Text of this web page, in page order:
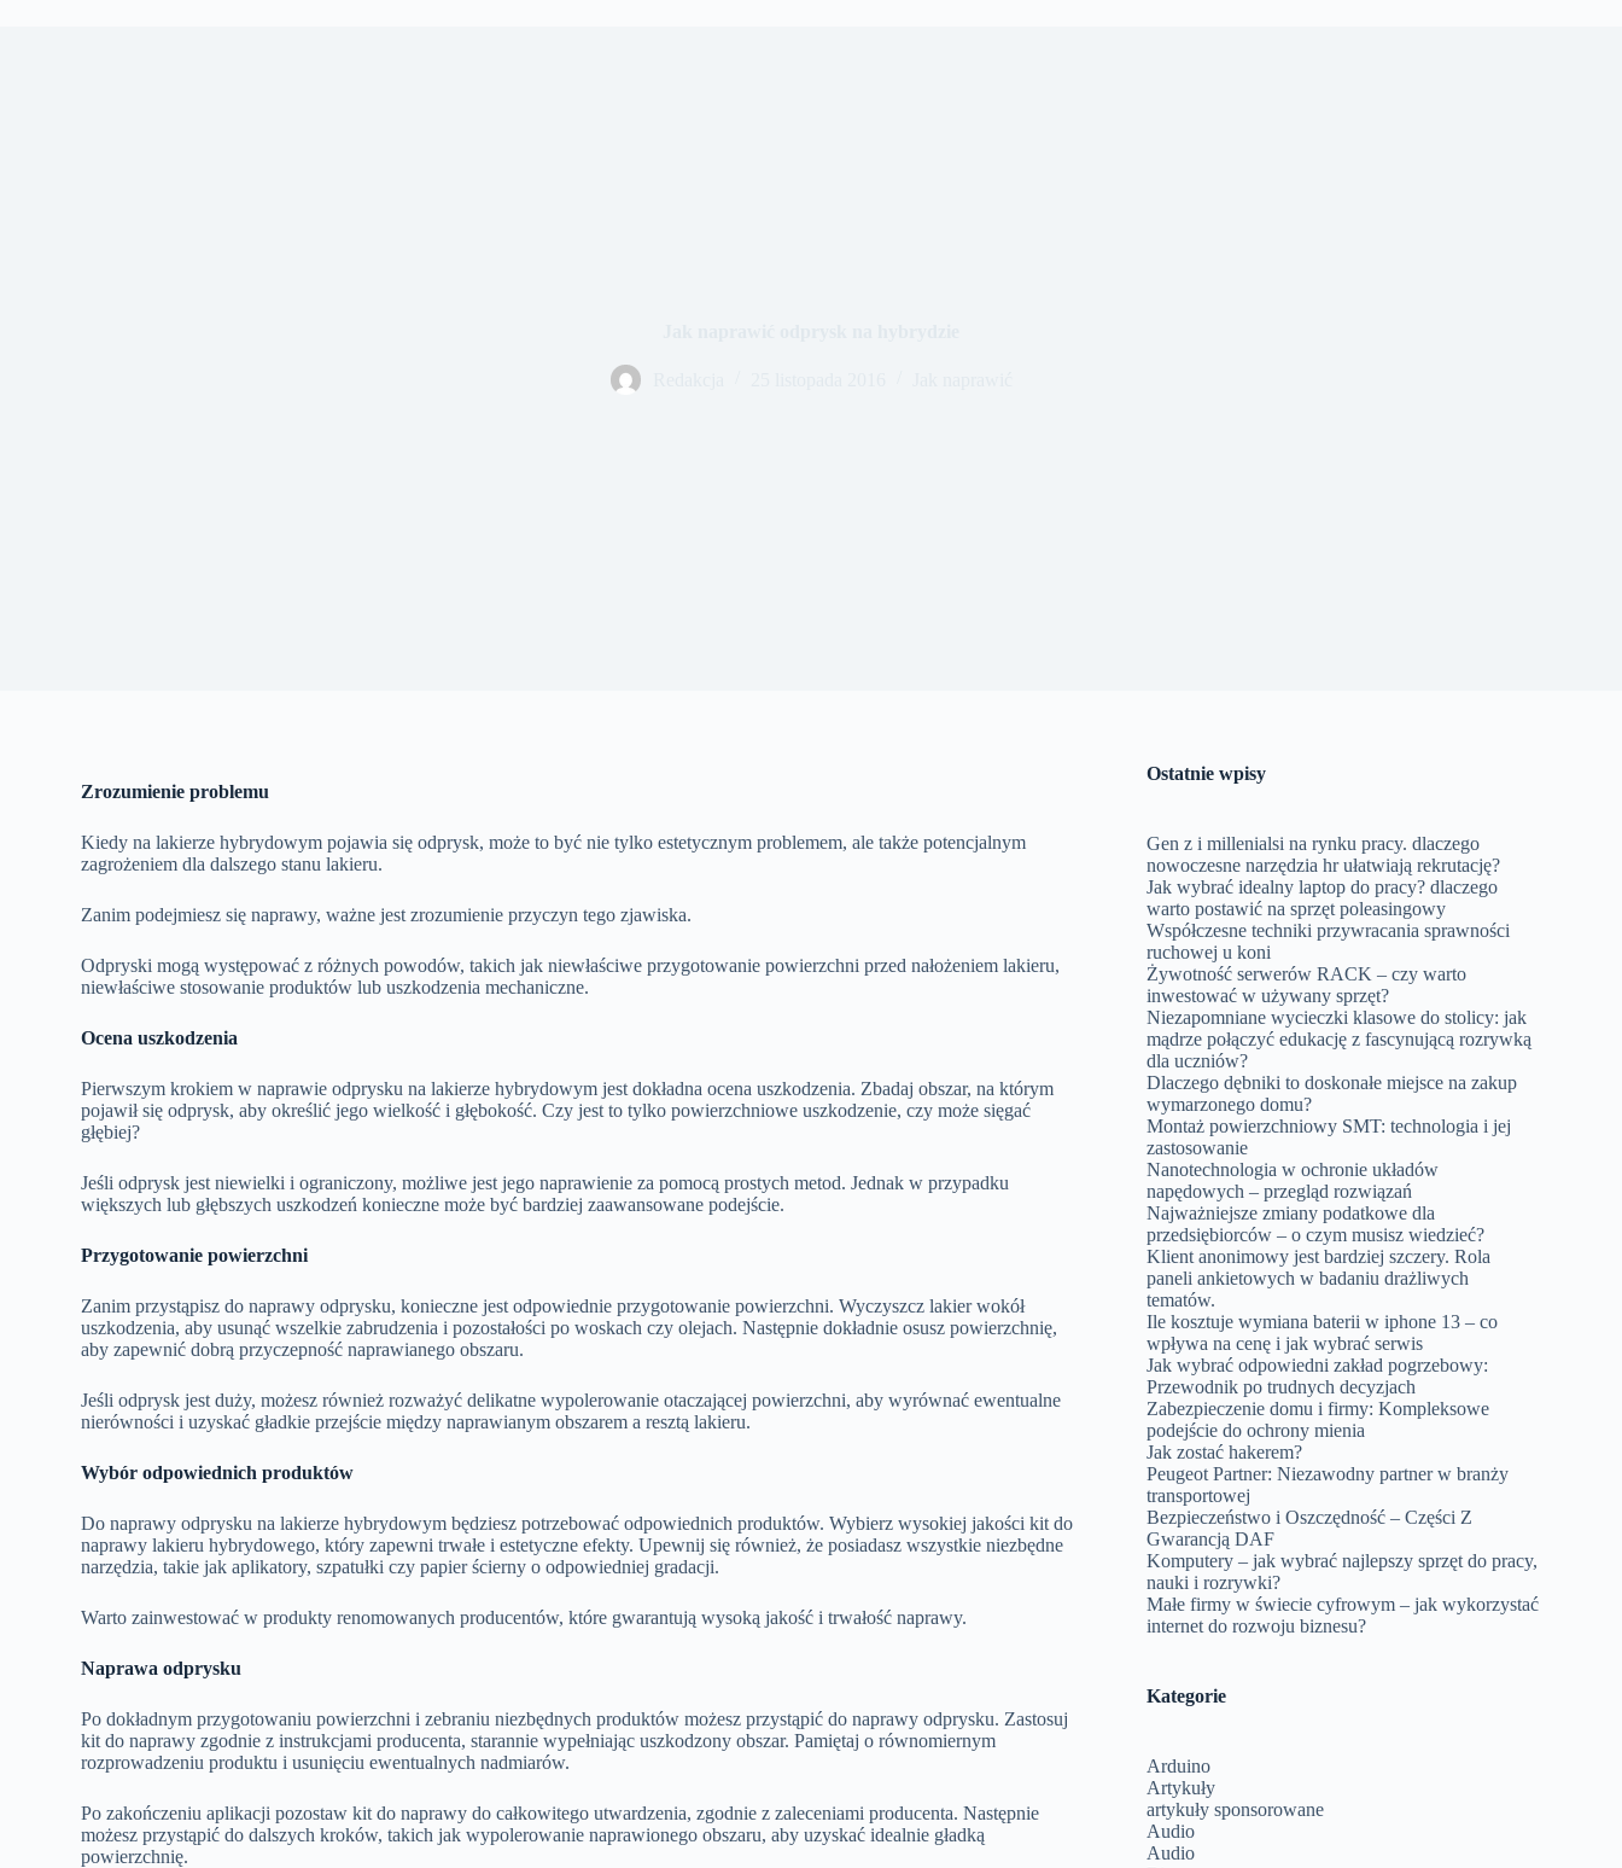
Zrozumienie problemu
Kiedy na lakierze hybrydowym pojawia się odprysk, może to być nie tylko estetycznym problemem, ale także potencjalnym
zagrożeniem dla dalszego stanu lakieru.
Zanim podejmiesz się naprawy, ważne jest zrozumienie przyczyn tego zjawiska.
Odpryski mogą występować z różnych powodów, takich jak niewłaściwe przygotowanie powierzchni przed nałożeniem lakieru,
niewłaściwe stosowanie produktów lub uszkodzenia mechaniczne.
Ocena uszkodzenia
Pierwszym krokiem w naprawie odprysku na lakierze hybrydowym jest dokładna ocena uszkodzenia. Zbadaj obszar, na którym
pojawił się odprysk, aby określić jego wielkość i głębokość. Czy jest to tylko powierzchniowe uszkodzenie, czy może sięgać
głębiej?
Jeśli odprysk jest niewielki i ograniczony, możliwe jest jego naprawienie za pomocą prostych metod. Jednak w przypadku
większych lub głębszych uszkodzeń konieczne może być bardziej zaawansowane podejście.
Przygotowanie powierzchni
Zanim przystąpisz do naprawy odprysku, konieczne jest odpowiednie przygotowanie powierzchni. Wyczyszcz lakier wokół
uszkodzenia, aby usunąć wszelkie zabrudzenia i pozostałości po woskach czy olejach. Następnie dokładnie osusz powierzchnię,
aby zapewnić dobrą przyczepność naprawianego obszaru.
Jeśli odprysk jest duży, możesz również rozważyć delikatne wypolerowanie otaczającej powierzchni, aby wyrównać ewentualne
nierówności i uzyskać gładkie przejście między naprawianym obszarem a resztą lakieru.
Wybór odpowiednich produktów
Do naprawy odprysku na lakierze hybrydowym będziesz potrzebować odpowiednich produktów. Wybierz wysokiej jakości kit do
naprawy lakieru hybrydowego, który zapewni trwałe i estetyczne efekty. Upewnij się również, że posiadasz wszystkie niezbędne
narzędzia, takie jak aplikatory, szpatułki czy papier ścierny o odpowiedniej gradacji.
Warto zainwestować w produkty renomowanych producentów, które gwarantują wysoką jakość i trwałość naprawy.
Naprawa odprysku
Po dokładnym przygotowaniu powierzchni i zebraniu niezbędnych produktów możesz przystąpić do naprawy odprysku. Zastosuj
kit do naprawy zgodnie z instrukcjami producenta, starannie wypełniając uszkodzony obszar. Pamiętaj o równomiernym
rozprowadzeniu produktu i usunięciu ewentualnych nadmiarów.
Po zakończeniu aplikacji pozostaw kit do naprawy do całkowitego utwardzenia, zgodnie z zaleceniami producenta. Następnie
możesz przystąpić do dalszych kroków, takich jak wypolerowanie naprawionego obszaru, aby uzyskać idealnie gładką
powierzchnię.
Ostatnie wpisy
Gen z i millenialsi na rynku pracy. dlaczego
nowoczesne narzędzia hr ułatwiają rekrutację?
Jak wybrać idealny laptop do pracy? dlaczego
warto postawić na sprzęt poleasingowy
Współczesne techniki przywracania sprawności
ruchowej u koni
Żywotność serwerów RACK – czy warto
inwestować w używany sprzęt?
Niezapomniane wycieczki klasowe do stolicy: jak
mądrze połączyć edukację z fascynującą rozrywką
dla uczniów?
Dlaczego dębniki to doskonałe miejsce na zakup
wymarzonego domu?
Montaż powierzchniowy SMT: technologia i jej
zastosowanie
Nanotechnologia w ochronie układów
napędowych – przegląd rozwiązań
Najważniejsze zmiany podatkowe dla
przedsiębiorców – o czym musisz wiedzieć?
Klient anonimowy jest bardziej szczery. Rola
paneli ankietowych w badaniu drażliwych
tematów.
Ile kosztuje wymiana baterii w iphone 13 – co
wpływa na cenę i jak wybrać serwis
Jak wybrać odpowiedni zakład pogrzebowy:
Przewodnik po trudnych decyzjach
Zabezpieczenie domu i firmy: Kompleksowe
podejście do ochrony mienia
Jak zostać hakerem?
Peugeot Partner: Niezawodny partner w branży
transportowej
Bezpieczeństwo i Oszczędność – Części Z
Gwarancją DAF
Komputery – jak wybrać najlepszy sprzęt do pracy,
nauki i rozrywki?
Małe firmy w świecie cyfrowym – jak wykorzystać
internet do rozwoju biznesu?
Kategorie
Arduino
Artykuły
artykuły sponsorowane
Audio
Audio